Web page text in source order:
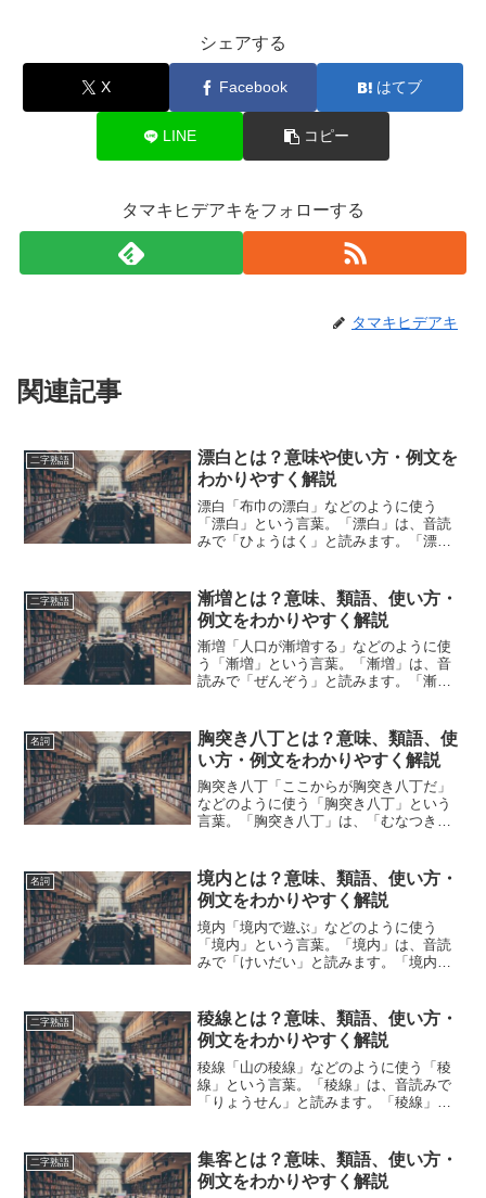
シェアする
X Facebook はてブ
LINE コピー
タマキヒデアキをフォローする
タマキヒデアキ
関連記事
二字熟語
漂白とは？意味や使い方・例文を
わかりやすく解説
漂白「布巾の漂白」などのように使う
「漂白」という言葉。「漂白」は、音読
みで「ひょうはく」と読みます。「漂
い方について、小説などの用例を紹介し
て、わかりやすく解説していき...
二字熟語
漸増とは？意味、類語、使い方・
例文をわかりやすく解説
漸増「人口が漸増する」などのように使
う「漸増」という言葉。「漸増」は、音
読みで「ぜんぞう」と読みます。「漸
い方や類語について、小説などの用例を
紹介して、わかりやすく解説...
名詞
胸突き八丁とは？意味、類語、使
い方・例文をわかりやすく解説
胸突き八丁「ここからが胸突き八丁だ」
などのように使う「胸突き八丁」という
言葉。「胸突き八丁」は、「むなつきは
どのような意味の言葉でしょうか？この
記事では「胸突き八丁」の...
名詞
境内とは？意味、類語、使い方・
例文をわかりやすく解説
境内「境内で遊ぶ」などのように使う
「境内」という言葉。「境内」は、音読
みで「けいだい」と読みます。「境内」
方や類語について、小説などの用例を紹
介して、わかりやすく解説して...
二字熟語
稜線とは？意味、類語、使い方・
例文をわかりやすく解説
稜線「山の稜線」などのように使う「稜
線」という言葉。「稜線」は、音読みで
「りょうせん」と読みます。「稜線」と
類語について、小説などの用例を紹介し
ながら、わかりやすく解説...
二字熟語
集客とは？意味、類語、使い方・
例文をわかりやすく解説